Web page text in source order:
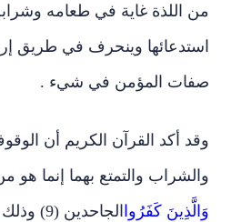
من اللذة غاية في طعامه
استدعائها وينحرف في طريق
صفات المؤمن في شيء .
وقد أكد القرآن الكريم أن
والشراب والتمتع بهما إنما هو
الجاحدين (9) وذلك مصداق قوله تعالى وَالَّذِينَ كَفَرُوا